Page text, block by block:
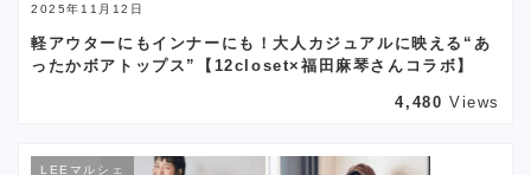
2025年11月12日
軽アウターにもインナーにも！大人カジュアルに映える“あ
ったかボアトップス”【12closet×福田麻琴さんコラボ】
4,480 Views
LEEマルシェ